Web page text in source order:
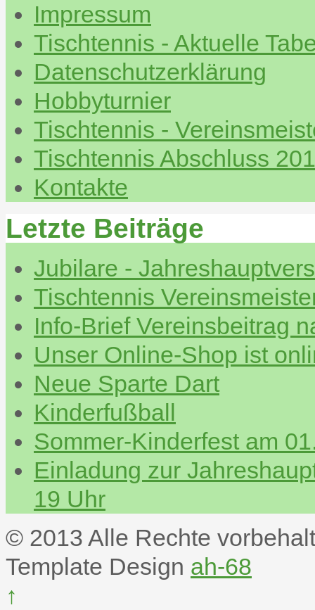
Impressum
Tischtennis - Aktuelle
Datenschutzerklärung
Hobbyturnier
Tischtennis -
Tischtennis Abschluss
Kontakte
Letzte Beiträge
Jubilare -
Tischtennis
Info-Brief Vereinsbeitrag
Unser Online-Shop ist
Neue Sparte Dart
Kinderfußball
Sommer-Kinderfest am
Einladung zur
19 Uhr
© 2013 Alle Rechte
Template Design ah-68
↑